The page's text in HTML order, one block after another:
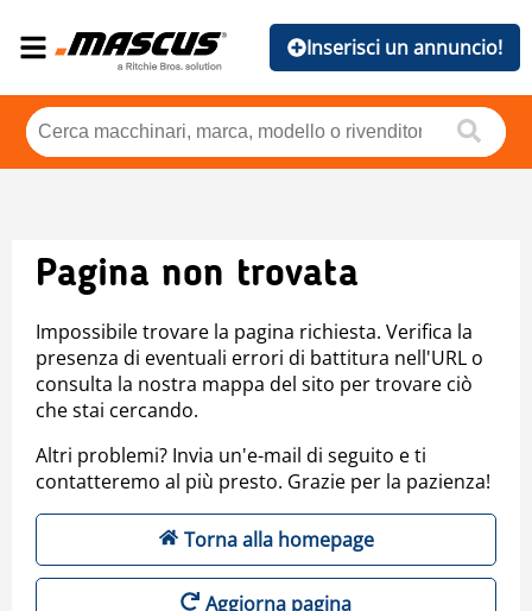
Inserisci un annuncio!
Pagina non trovata
Impossibile trovare la pagina richiesta. Verifica la
presenza di eventuali errori di battitura nell'URL o
consulta la nostra mappa del sito per trovare ciò
che stai cercando.
Altri problemi? Invia un'e-mail di seguito e ti
contatteremo al più presto. Grazie per la pazienza!
Torna alla homepage
Aggiorna pagina